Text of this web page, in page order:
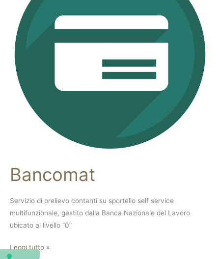
Bancomat
Servizio di prelievo contanti su sportello self service
multifunzionale, gestito dalla Banca Nazionale del Lavoro
ubicato al livello “0”
Leggi tutto »